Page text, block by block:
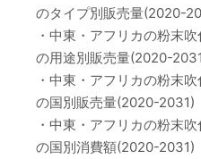
のタイプ別販売量(2020-
・中東・アフリカの粉末
の用途別販売量(2020-
・中東・アフリカの粉末
の国別販売量(2020-2031)
・中東・アフリカの粉末
の国別消費額(2020-2031)